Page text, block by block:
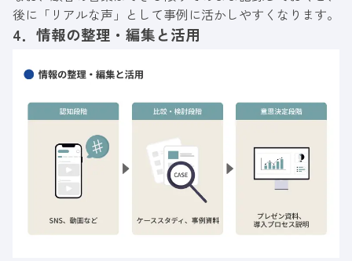
後に「リアルな声」として事例に活かしやすくなります。
4．情報の整理・編集と活用